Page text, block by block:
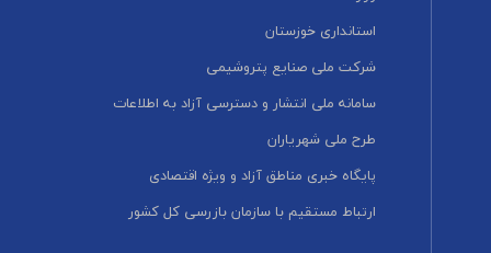
استانداری خوزستان
شرکت ملی صنایع پتروشیمی
سامانه ملی انتشار و دسترسی آزاد به اطلاعات
طرح ملی شهریاران
پایگاه خبری مناطق آزاد و ویژه اقتصادی
ارتباط مستقیم با سازمان بازرسی کل کشور